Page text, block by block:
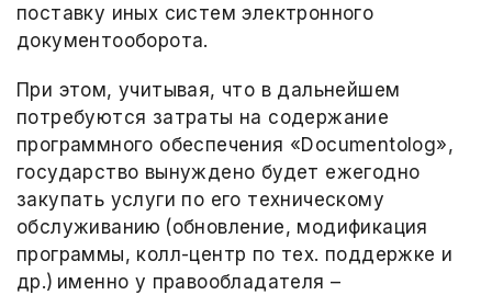
поставку иных систем электронного
документооборота.
При этом, учитывая, что в дальнейшем
потребуются затраты на содержание
программного обеспечения «Documentolog»,
государство вынуждено будет ежегодно
закупать услуги по его техническому
обслуживанию (обновление, модификация
программы, колл-центр по тех. поддержке и
др.) именно у правообладателя –